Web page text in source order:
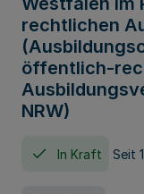
rechtlichen
öffentlich-
NRW)
In Kraft Seit